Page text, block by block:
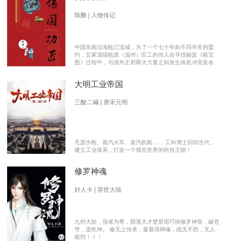
陈酿 | 人物传记
中国东南沿海瓯江流域，为了一个七十年前不同寻常的盟
约，五家顶级瓯派（温州）匠工的传人在寻找秘笈《瓯宝
图》过程中，与境外正邪两大力量之间发生殊死冲突及各派
推介、2019扬子江原创网络文学大赛特别奖 【主要故事线
护宝盟约。 2、瓯匠传人为寻找《瓯宝图》以及“瓯宝”，与
大明工业帝国
三酸二碱 | 唐宋元明
毛瑟步枪、蒸汽火车、蒸汽机船…… 工科博士回到古代，
建立工业体系，打造一个领先世界的科技王朝！
修罗神魂
好人卡 | 异世大陆
九州大陆，强者为尊，陨落天才楚星雨巧得修罗神骨，破苍
穹，逆乾坤。 修无上传承，凝最强神魂，战无不胜，无人
敢挡！！！